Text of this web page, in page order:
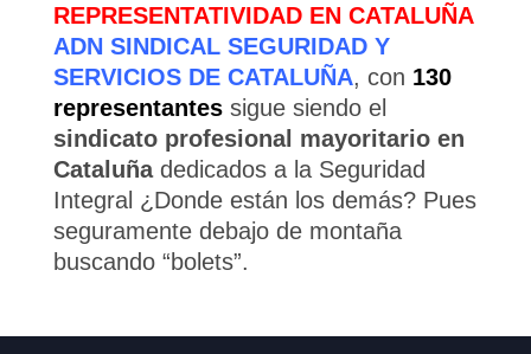
REPRESENTATIVIDAD EN CATALUÑA
ADN SINDICAL SEGURIDAD Y
SERVICIOS DE CATALUÑA, con 130
representantessigue siendo el
sindicato profesional mayoritario en
Cataluñadedicados a la Seguridad
Integral ¿Donde están los demás? Pues
seguramente debajo de montaña
buscando “bolets”.